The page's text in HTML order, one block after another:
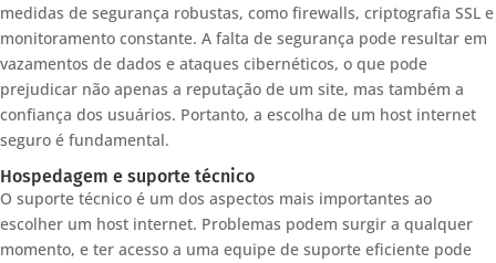
medidas de segurança robustas, como firewalls, criptografia SSL e
monitoramento constante. A falta de segurança pode resultar em
vazamentos de dados e ataques cibernéticos, o que pode
prejudicar não apenas a reputação de um site, mas também a
confiança dos usuários. Portanto, a escolha de um host internet
seguro é fundamental.
Hospedagem e suporte técnico
O suporte técnico é um dos aspectos mais importantes ao
escolher um host internet. Problemas podem surgir a qualquer
momento, e ter acesso a uma equipe de suporte eficiente pode